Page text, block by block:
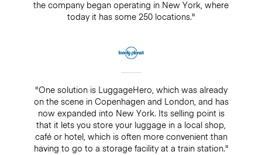
the company began operating in New York, where
today it has some 250 locations."
"One solution is LuggageHero, which was already
on the scene in Copenhagen and London, and has
now expanded into New York. Its selling point is
that it lets you store your luggage in a local shop,
café or hotel, which is often more convenient than
having to go to a storage facility at a train station."